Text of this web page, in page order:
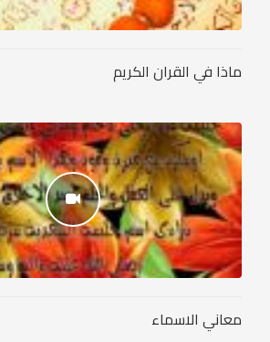
ماذا في القران الكريم
معاني الاسماء